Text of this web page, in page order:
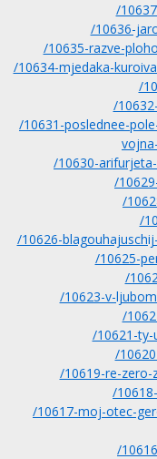
/
/10636-
/10635-razve-
/10634-mjedaka-
/
/
/10631-poslednee-
/10630-
/
/
/
/10626-
/10625-
/
/10623-v-
/
/10621-ty-
/
/10619-re-zero-
/
/10617-moj-otec-
/